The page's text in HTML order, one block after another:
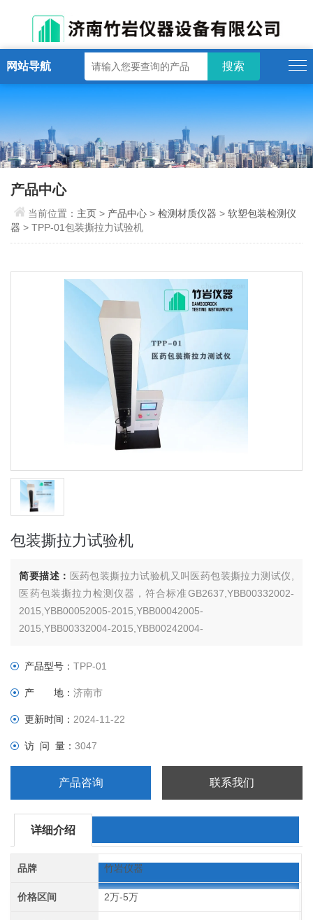
网站导航
产品中心
当前位置： 主页> 产品中心 >检测材质仪器 >软塑包装检测仪
器 > TPP-01包装撕拉力试验机
包装撕拉力试验机
简要描述： 医药包装撕拉力试验机又叫医药包装撕拉力测试仪,
医药包装撕拉力检测仪器，符合标准GB2637,YBB00332002-
2015,YBB00052005-2015,YBB00042005-
2015,YBB00332004-2015,YBB00242004-
项目包括剥离强度、开启力、穿刺力等
产品型号：TPP-01
产 地：济南市
更新时间：2024-11-22
访 问 量：3047
产品咨询 联系我们
详细介绍
品牌 竹岩仪器
价格区间 2万-5万